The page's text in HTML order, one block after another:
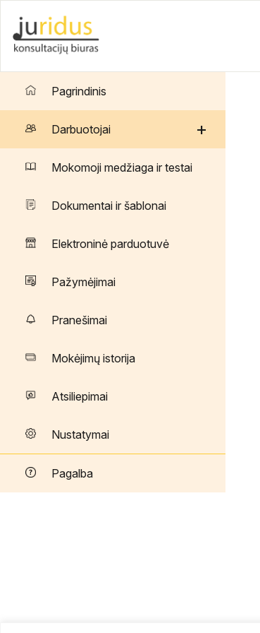
Pagrindinis
Darbuotojai +
Mokomoji medžiaga ir testai
Dokumentai ir šablonai
Elektroninė parduotuvė
Pažymėjimai
Pranešimai
Mokėjimų istorija
Atsiliepimai
Nustatymai
Pagalba